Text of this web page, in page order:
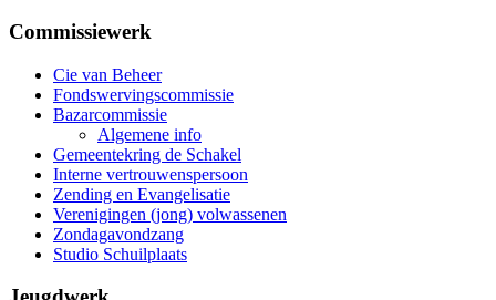
Commissiewerk
Cie van Beheer
Fondswervingscommissie
Bazarcommissie
Algemene info
Gemeentekring de Schakel
Interne vertrouwenspersoon
Zending en Evangelisatie
Verenigingen (jong) volwassenen
Zondagavondzang
Studio Schuilplaats